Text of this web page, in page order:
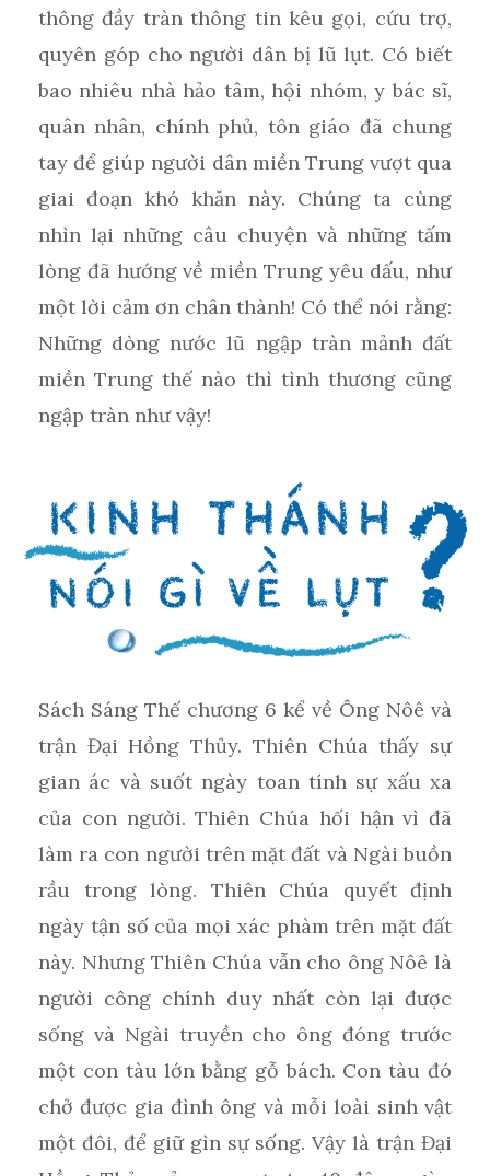
thông đầy tràn thông tin kêu gọi, cứu trợ,
quyên góp cho người dân bị lũ lụt. Có biết
bao nhiêu nhà hảo tâm, hội nhóm, y bác sĩ,
quân nhân, chính phủ, tôn giáo đã chung
tay để giúp người dân miền Trung vượt qua
giai đoạn khó khăn này. Chúng ta cùng
nhìn lại những câu chuyện và những tấm
lòng đã hướng về miền Trung yêu dấu, như
một lời cảm ơn chân thành! Có thể nói rằng:
Những dòng nước lũ ngập tràn mảnh đất
miền Trung thế nào thì tình thương cũng
ngập tràn như vậy!
Sách Sáng Thế chương 6 kể về Ông Nôê và
trận Đại Hồng Thủy. Thiên Chúa thấy sự
gian ác và suốt ngày toan tính sự xấu xa
của con người. Thiên Chúa hối hận vì đã
làm ra con người trên mặt đất và Ngài buồn
rầu trong lòng. Thiên Chúa quyết định
ngày tận số của mọi xác phàm trên mặt đất
này. Nhưng Thiên Chúa vẫn cho ông Nôê là
người công chính duy nhất còn lại được
sống và Ngài truyền cho ông đóng trước
một con tàu lớn bằng gỗ bách. Con tàu đó
chở được gia đình ông và mỗi loài sinh vật
một đôi, để giữ gìn sự sống. Vậy là trận Đại